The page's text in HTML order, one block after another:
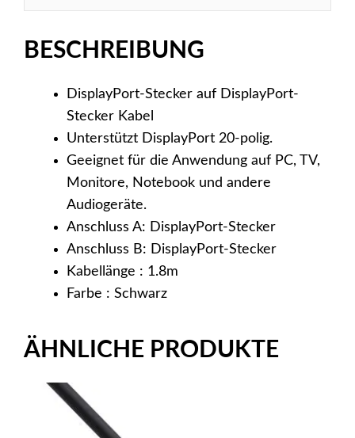
BESCHREIBUNG
DisplayPort-Stecker auf DisplayPort-
Stecker Kabel
Unterstützt DisplayPort 20-polig.
Geeignet für die Anwendung auf PC, TV,
Monitore, Notebook und andere
Audiogeräte.
Anschluss A: DisplayPort-Stecker
Anschluss B: DisplayPort-Stecker
Kabellänge : 1.8m
Farbe : Schwarz
ÄHNLICHE PRODUKTE